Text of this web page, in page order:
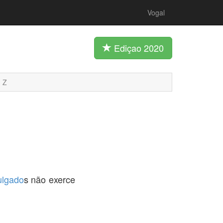
Vogal
Ediçao 2020
Z
s não exerce